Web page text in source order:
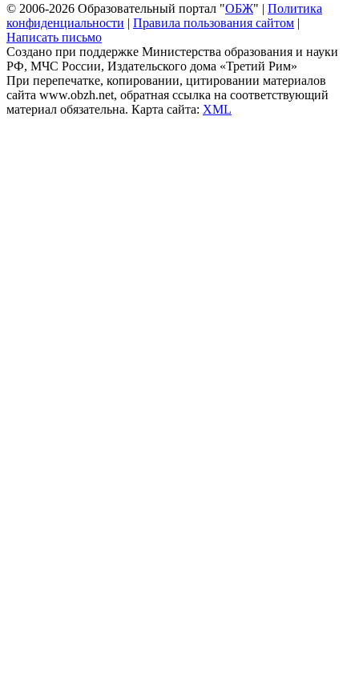
© 2006-2026 Образовательный портал "ОБЖ" | Политика
конфиденциальности | Правила пользования сайтом |
Написать письмо
Создано при поддержке Министерства образования и науки
РФ, МЧС России, Издательского дома «Третий Рим»
При перепечатке, копировании, цитировании материалов
сайта www.obzh.net, обратная ссылка на соответствующий
материал обязательна. Карта сайта: XML